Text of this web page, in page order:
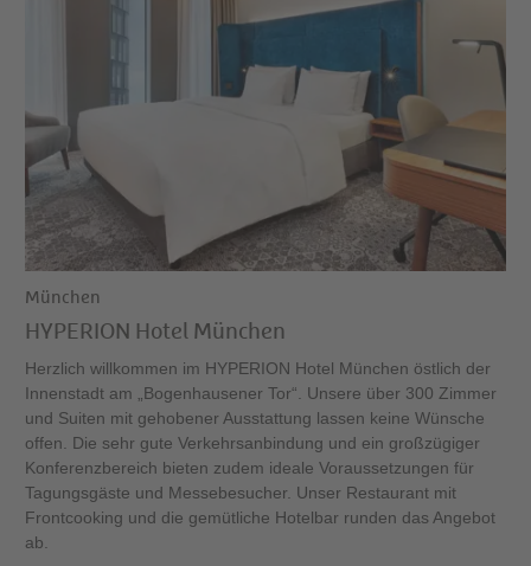
München
HYPERION Hotel München
Herzlich willkommen im HYPERION Hotel München östlich der
Innenstadt am „Bogenhausener Tor“. Unsere über 300 Zimmer
und Suiten mit gehobener Ausstattung lassen keine Wünsche
offen. Die sehr gute Verkehrsanbindung und ein großzügiger
Konferenzbereich bieten zudem ideale Voraussetzungen für
Tagungsgäste und Messebesucher. Unser Restaurant mit
Frontcooking und die gemütliche Hotelbar runden das Angebot
ab.